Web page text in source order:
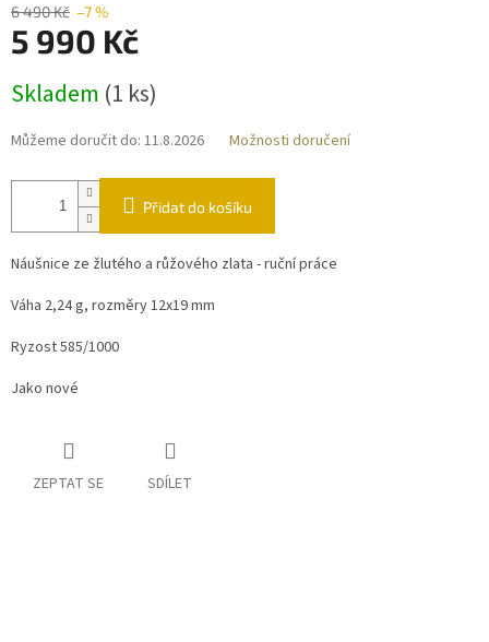
6 490 Kč –7 %
5 990 Kč
cena:
Skladem (1 ks)
Můžeme doručit do: 11.8.2026 Možnosti doručení
Přidat do košíku
Náušnice ze žlutého a růžového zlata - ruční práce
Váha 2,24 g, rozměry 12x19 mm
Ryzost 585/1000
Jako nové
ZEPTAT SE SDÍLET